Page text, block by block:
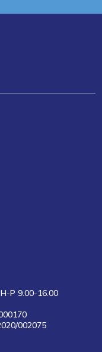
P 9.00-16.00
002075